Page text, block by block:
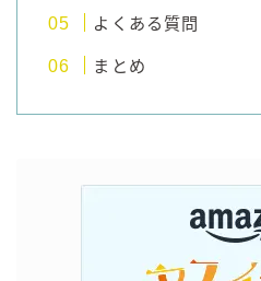
よくある質問
まとめ